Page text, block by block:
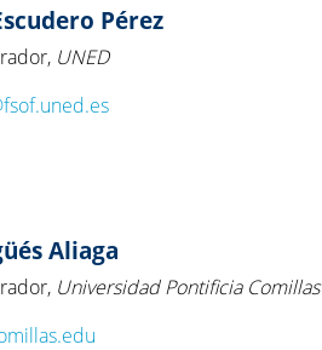
Pérez
UNED
Aliaga
Universidad Pontificia Comillas